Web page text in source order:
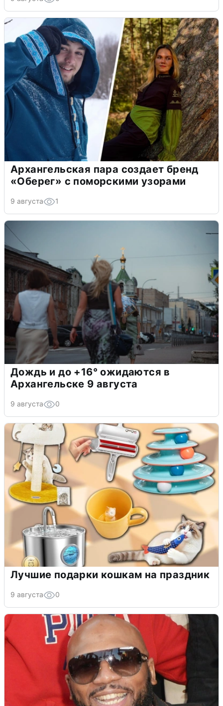
Архангельская пара создает бренд
«Оберег» с поморскими узорами
9 августа 1
Дождь и до +16° ожидаются в
Архангельске 9 августа
9 августа 0
Лучшие подарки кошкам на праздник
9 августа 0